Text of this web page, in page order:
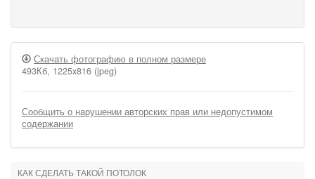
Скачать фотографию в полном размере
493Кб, 1225x816 (jpeg)
Сообщить о нарушении авторских прав или недопустимом
содержании
КАК СДЕЛАТЬ ТАКОЙ ПОТОЛОК